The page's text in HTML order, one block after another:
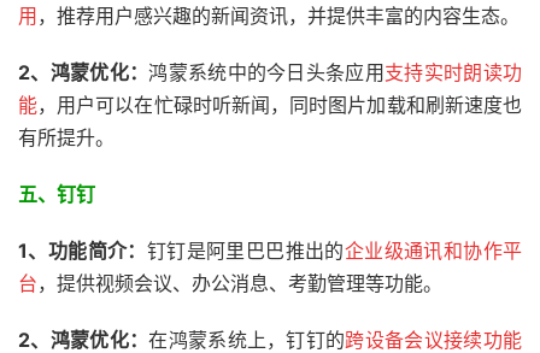
用 ，推荐用户感兴趣的新闻资讯，并提供丰富的内容生态。
2、鸿蒙优化：鸿蒙系统中的今日头条应用 支持实时朗读功
能，用户可以在忙碌时听新闻，同时图片加载和刷新速度也
有所提升。
五、 钉钉
1、功能简介： 钉钉是阿里巴巴推出的企业级通讯和协作平
台，提供视频会议、办公消息、考勤管理等功能。
2、鸿蒙优化：在鸿蒙系统上，钉钉的跨设备会议接续功能